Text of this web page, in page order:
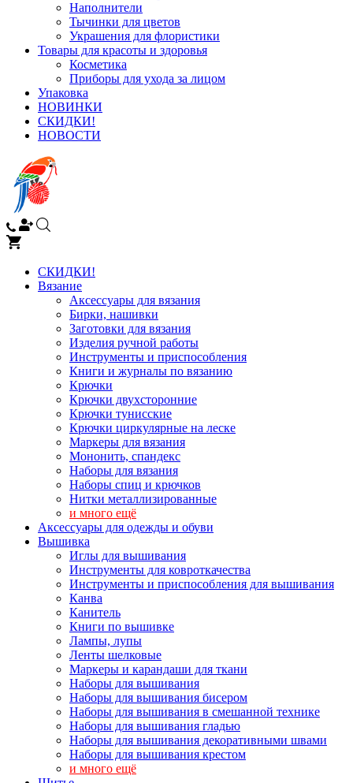
Наполнители
Тычинки для цветов
Украшения для флористики
Товары для красоты и здоровья
Косметика
Приборы для ухода за лицом
Упаковка
НОВИНКИ
СКИДКИ!
НОВОСТИ
СКИДКИ!
Вязание
Аксессуары для вязания
Бирки, нашивки
Заготовки для вязания
Изделия ручной работы
Инструменты и приспособления
Книги и журналы по вязанию
Крючки
Крючки двухсторонние
Крючки тунисские
Крючки циркулярные на леске
Маркеры для вязания
Мононить, спандекс
Наборы для вязания
Наборы спиц и крючков
Нитки металлизированные
и много ещё
Аксессуары для одежды и обуви
Вышивка
Иглы для вышивания
Инструменты для ковроткачества
Инструменты и приспособления для вышивания
Канва
Канитель
Книги по вышивке
Лампы, лупы
Ленты шелковые
Маркеры и карандаши для ткани
Наборы для вышивания
Наборы для вышивания бисером
Наборы для вышивания в смешанной технике
Наборы для вышивания гладью
Наборы для вышивания декоративными швами
Наборы для вышивания крестом
и много ещё